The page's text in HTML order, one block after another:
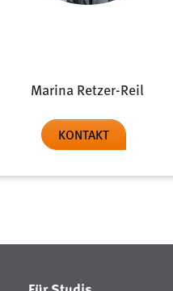
Marina Retzer-Reil
KONTAKT